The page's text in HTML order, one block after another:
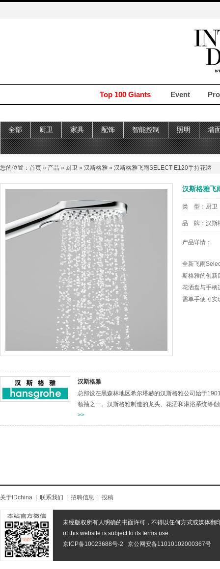
Top 100 Giants Event
全部 厨卫 家具 配饰 智能控制 照明 墙
您的位置： 首页 » 产品 » 厨卫 » 汉斯格雅 » 汉斯格雅飞雨SELECT E120手持花洒
汉斯格雅飞
类 型： 厨卫
品 牌： 汉斯
产品详情：
全新飞雨
斯格雅的创新
花洒盘与手柄
需单手便可实
汉斯格雅
总部设在黑森林地区希尔塔赫的汉斯格雅公司始于
领袖之一。汉斯格雅制造的龙头、花洒和淋浴系统等
>>
关于IDchina 联系我们 招聘信息 投稿
未经版权所有人明确的书面许可，不得以任何方式或媒体翻
of this website is subject to its terms use.
京ICP备10023688号-2
京公网安备11010102000367号